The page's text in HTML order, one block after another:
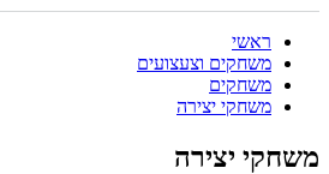
ראשי
משחקים וצעצועים
משחקים
משחקי יצירה
משחקי יצירה